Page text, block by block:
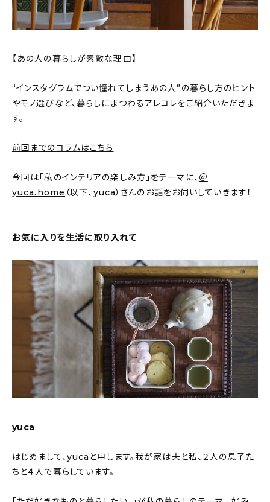
人気の記事
ギフト
キッズ
会社概要
プライバシーポリシー
お問い合わせ
【あの人の暮らしが素敵な理由】
“インスタグラムでつい憧れてしまうあの人”の暮らし方のヒント
やモノ選びなど、暮らしにまつわるアレコレをご紹介いただきま
す。
前回までのコラムはこちら
今回は「私のインテリアの楽しみ方」をテーマに、 ＠
yuca.home （以下、yuca）さんのお話をお伺いしていきます！
お気に入りを生活に取り入れて
yuca
はじめまして、yucaと申します。我が家は夫と私、２人の息子た
ちと４人で暮らしています。